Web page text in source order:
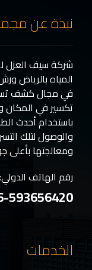
نبذة عن
شركة سيف العزل
المياه بالرياض
في مجال كشف
تكسير في المكان
باستخدام أحدث
والوصول لتلك
ومعالجتها بأعلى
رقم الهاتف الدولي:
593656420
الخدمات